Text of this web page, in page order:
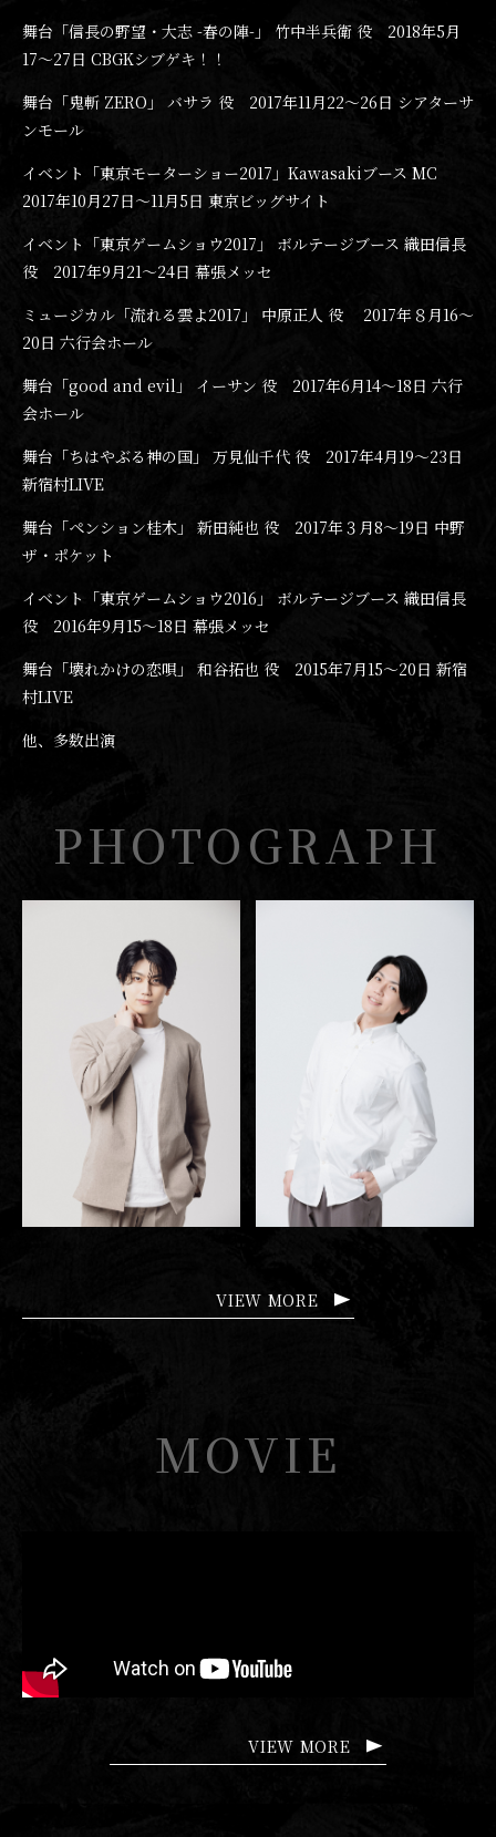
舞台「信長の野望・大志 -春の陣-」 竹中半兵衛 役 2018年5月
17〜27日 CBGKシブゲキ！！
舞台「鬼斬 ZERO」 バサラ 役 2017年11月22〜26日 シアターサ
ンモール
イベント「東京モーターショー2017」Kawasakiブース MC
2017年10月27日〜11月5日 東京ビッグサイト
イベント「東京ゲームショウ2017」 ボルテージブース 織田信長
役 2017年9月21〜24日 幕張メッセ
ミュージカル「流れる雲よ2017」 中原正人 役 2017年８月16〜
20日 六行会ホール
舞台「good and evil」 イーサン 役 2017年6月14〜18日 六行
会ホール
舞台「ちはやぶる神の国」 万見仙千代 役 2017年4月19〜23日
新宿村LIVE
舞台「ペンション桂木」 新田純也 役 2017年３月8〜19日 中野
ザ・ポケット
イベント「東京ゲームショウ2016」 ボルテージブース 織田信長
役 2016年9月15〜18日 幕張メッセ
舞台「壊れかけの恋唄」 和谷拓也 役 2015年7月15〜20日 新宿
村LIVE
他、多数出演
PHOTOGRAPH
VIEW MORE
MOVIE
VIEW MORE